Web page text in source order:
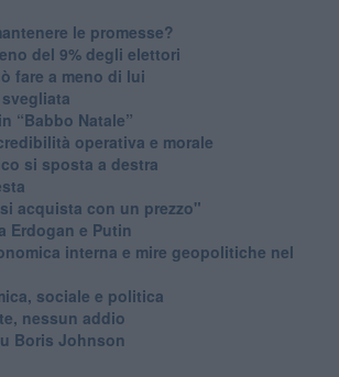
le promesse?
del 9% degli elettori
fare a meno di lui
“Babbo Natale”
operativa e morale
si sposta a destra
acquista con un prezzo"
Erdogan e Putin
interna e mire geopolitiche nel
sociale e politica
nessun addio
Boris Johnson